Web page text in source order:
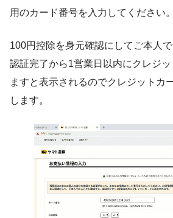
用のカード番号を入力してください。
100円控除を身元確認にしてご本人
認証完了から1営業日以内にクレジ
ますと表示されるのでクレジットカ
します。